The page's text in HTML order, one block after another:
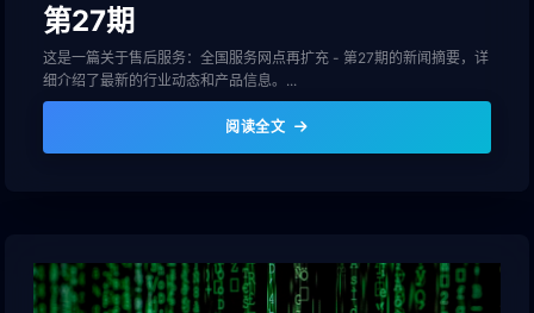
第27期
这是一篇关于售后服务：全国服务网点再扩充 - 第27期的新闻摘要，详
细介绍了最新的行业动态和产品信息。...
阅读全文